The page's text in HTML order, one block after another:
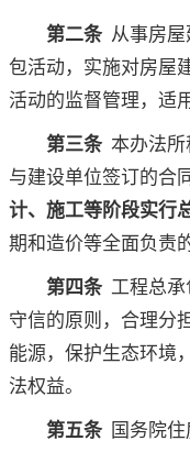
第二条从事房屋
包活动，实施对房屋
活动的监督管理，适
第三条本办法所
与建设单位签订的合同
计、施工等阶段实行
期和造价等全面负责
第四条工程总承
守信的原则，合理分
能源，保护生态环境
法权益。
第五条国务院住